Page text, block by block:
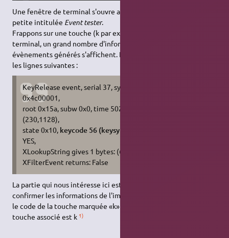
Une fenêtre de terminal s'ouvre ainsi qu'une fenêtre plus
petite intitulée Event tester.
Frappons sur une touche (k par exemple). Dans la fenêtre du
terminal, un grand nombre d'informations sur les différents
évènements générés s'affichent. Nous y trouvons en particulier
les lignes suivantes :
KeyRelease event, serial 37, synthetic NO, window
0x4c00001,
root 0x15a, subw 0x0, time 50238474, (229,1101), root:
(230,1128),
state 0x10, keycode 56 (keysym 0x6b, k)
YES,
XLookupString gives 1 bytes: (6b) "k"
XFilterEvent returns: False
La partie qui nous intéresse ici est en gras. Elle devrait
confirmer les informations de l'image précédente, à savoir que
le code de la touche marquée «k» est 56 et que le symbole de
touche associé est k 1)